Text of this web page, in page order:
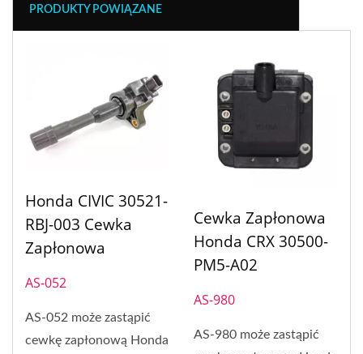
PRODUKTY POWIĄZANE
Honda CIVIC 30521-
RBJ-003 Cewka
Zapłonowa
AS-052
AS-052 może zastąpić
cewkę zapłonową Honda
Cewka Zapłonowa
Honda CRX 30500-
PM5-A02
AS-980
AS-980 może zastąpić